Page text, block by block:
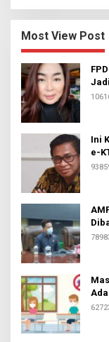
Most View Post
Ini
e-